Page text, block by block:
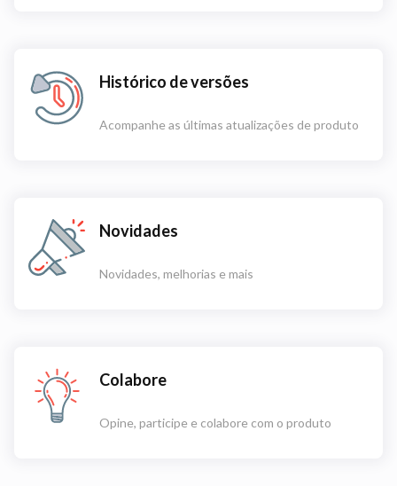
Histórico de versões
Acompanhe as últimas atualizações de produto
Novidades
Novidades, melhorias e mais
Colabore
Opine, participe e colabore com o produto